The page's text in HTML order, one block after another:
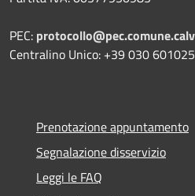
PEC:
Centralino Unico: +39 030 601025
Prenotazione appuntamento
Segnalazione disservizio
Leggi le FAQ